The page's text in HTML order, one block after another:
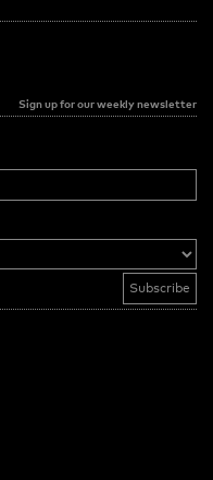
Sign up for our weekly newsletter